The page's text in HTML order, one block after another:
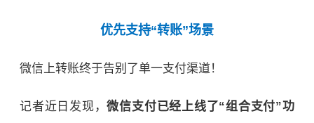
优先支持“转账”场景
微信上转账终于告别了单一支付渠道！
记者近日发现，微信支付已经上线了“组合支付”功